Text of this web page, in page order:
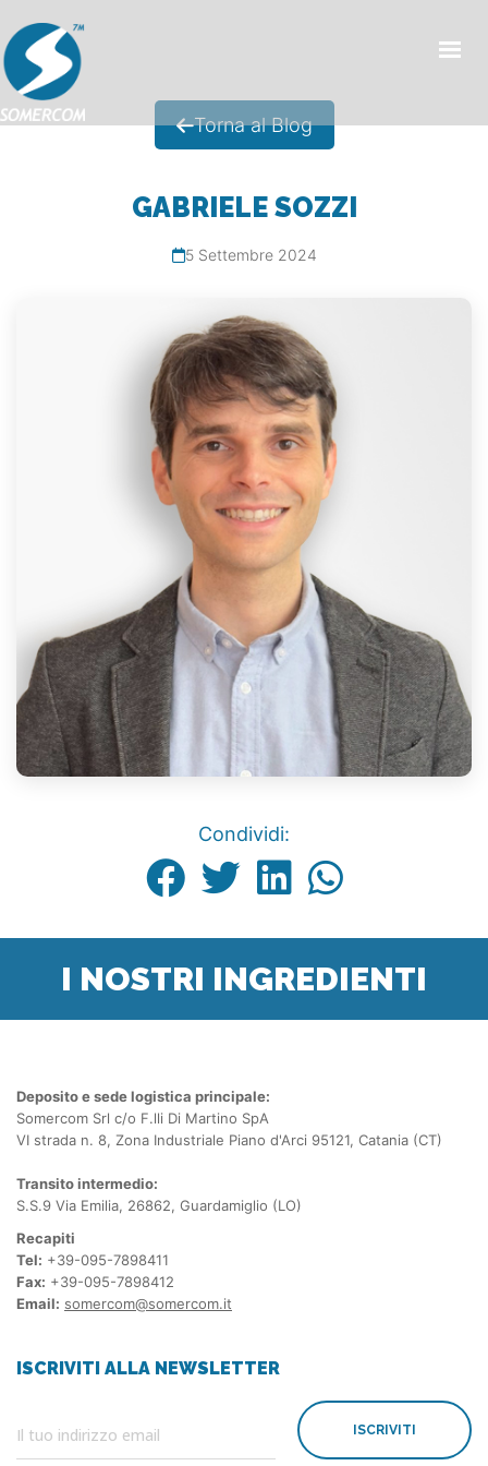
CHI SIAMO
CONDIZIONI GENERALI DI VENDITA
CONTATTI
Torna al Blog
GABRIELE SOZZI
5 Settembre 2024
Condividi:
I NOSTRI INGREDIENTI
Deposito e sede logistica principale:
Somercom Srl c/o F.lli Di Martino SpA
VI strada n. 8, Zona Industriale Piano d'Arci 95121, Catania (CT)
Transito intermedio:
S.S.9 Via Emilia, 26862, Guardamiglio (LO)
Recapiti
Tel: +39-095-7898411
Fax: +39-095-7898412
Email: somercom@somercom.it
ISCRIVITI ALLA NEWSLETTER
ISCRIVITI